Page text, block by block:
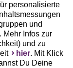
personalisierte
und
Mehr Infos zur
und zu
hier. Mit Klick
Du Deine